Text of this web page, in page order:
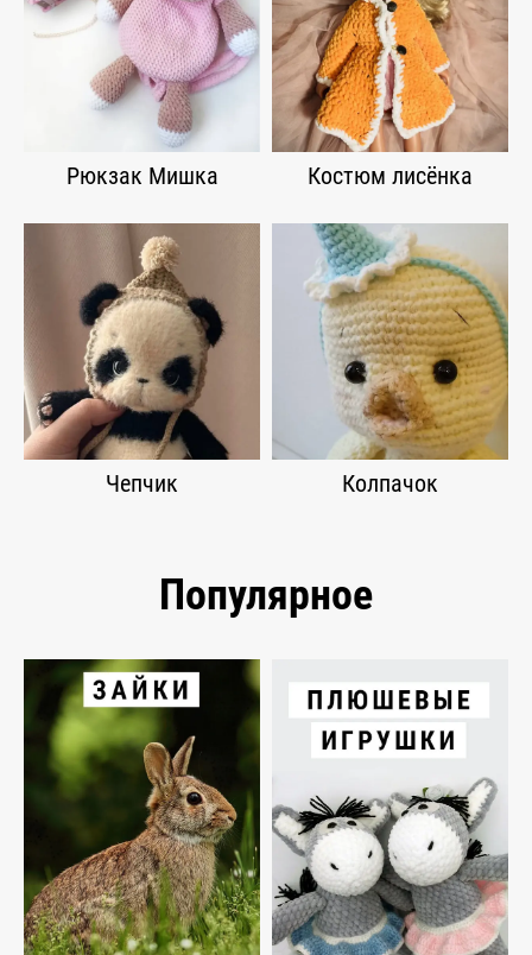
Рюкзак Мишка Костюм лисёнка
Чепчик Колпачок
Популярное